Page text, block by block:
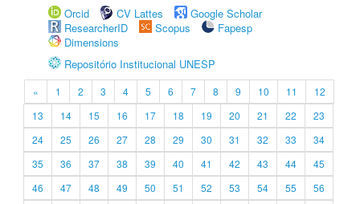
Orcid
CV Lattes
Google Scholar
ResearcherID
Scopus
Fapesp
Dimensions
Repositório Institucional UNESP
« 1 2 3 4 5 6 7 8 9 10 11
12
13
14 15 16 17 18 19 20 21 22
23
24
25 26 27 28 29 30 31 32 33
34
35
36 37 38 39 40 41 42 43 44
45
46
47 48 49 50 51 52 53 54 55
56